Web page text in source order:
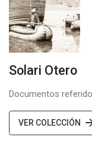
Solari Otero
Documentos
VER COLECCIÓN